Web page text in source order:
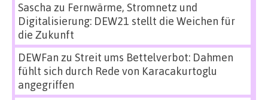
Sascha zu Fernwärme, Stromnetz und
Digitalisierung: DEW21 stellt die Weichen für
die Zukunft
DEWFan zu Streit ums Bettelverbot: Dahmen
fühlt sich durch Rede von Karacakurtoglu
angegriffen